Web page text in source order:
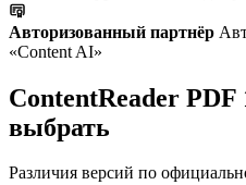
Авторизованный партнёр
«Content AI»
ContentReader
выбрать
Различия версий по